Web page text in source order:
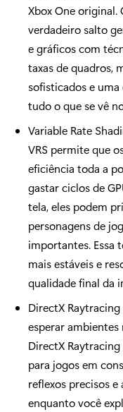
Xbox One original.
verdadeiro salto
e gráficos com
taxas de quadros,
sofisticados e
tudo o que se vê
Variable Rate
VRS permite que
eficiência toda a
gastar ciclos de
tela, eles podem
personagens de
importantes. Essa
mais estáveis ​​e
qualidade final da
DirectX
esperar
DirectX
para jogos em
reflexos precisos
enquanto você